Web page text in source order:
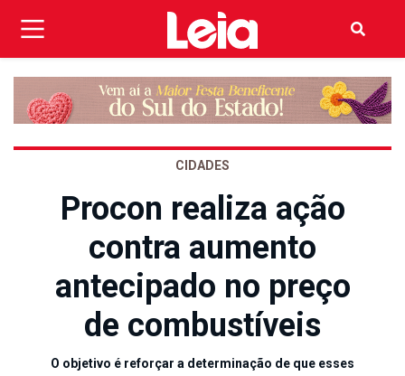
CIDADES
Procon realiza ação
contra aumento
antecipado no preço
de combustíveis
O objetivo é reforçar a determinação de que esses